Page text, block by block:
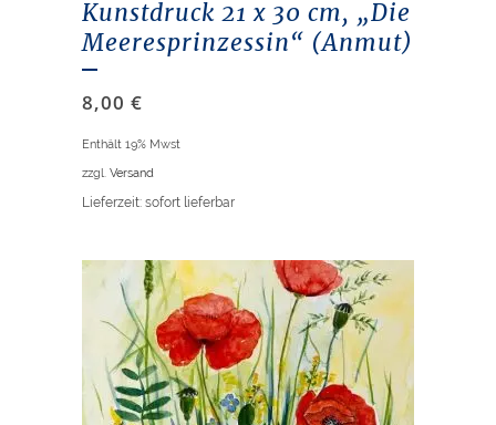
Kunstdruck 21 x 30 cm, „Die
Meeresprinzessin“ (Anmut)
8,00 €
Enthält 19% Mwst
zzgl. Versand
Lieferzeit: sofort lieferbar